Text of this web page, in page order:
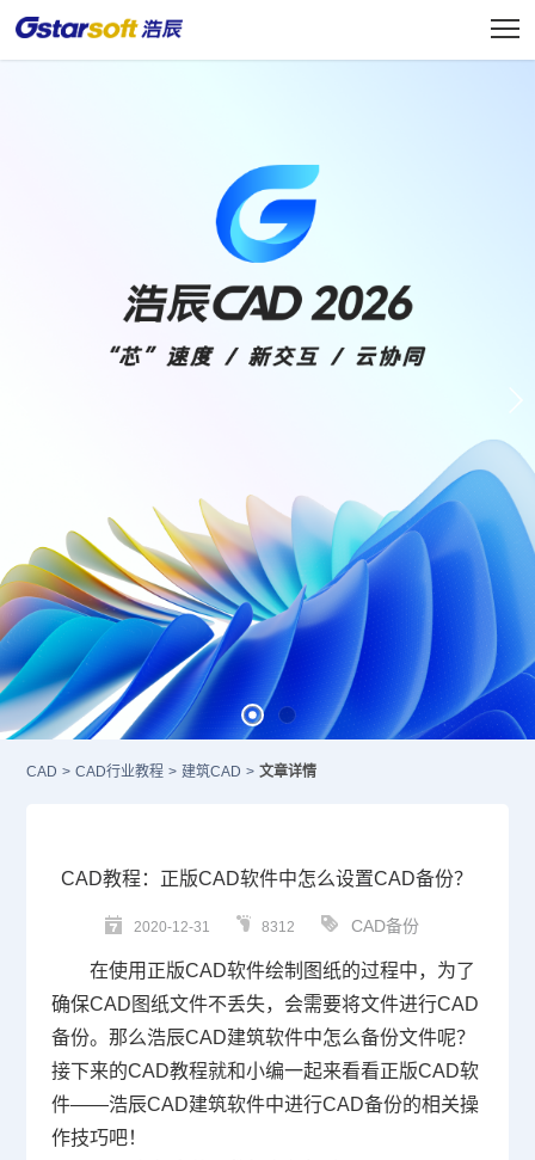
CAD > CAD行业教程 > 建筑CAD > 文章详情
CAD教程：正版CAD软件中怎么设置CAD备份？
2020-12-31 8312 CAD备份
在使用 正版CAD软件绘制图纸的过程中，为了
确保CAD图纸文件不丢失，会需要将文件进行CAD
备份。那么浩辰CAD建筑软件中怎么备份文件呢？
接下来的CAD教程就和小编一起来看看正版CAD软
件——浩辰CAD建筑软件中进行CAD备份的相关操
作技巧吧！